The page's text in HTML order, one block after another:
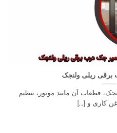
ولنجک
آن مانند موتور، تنظیم
[...]